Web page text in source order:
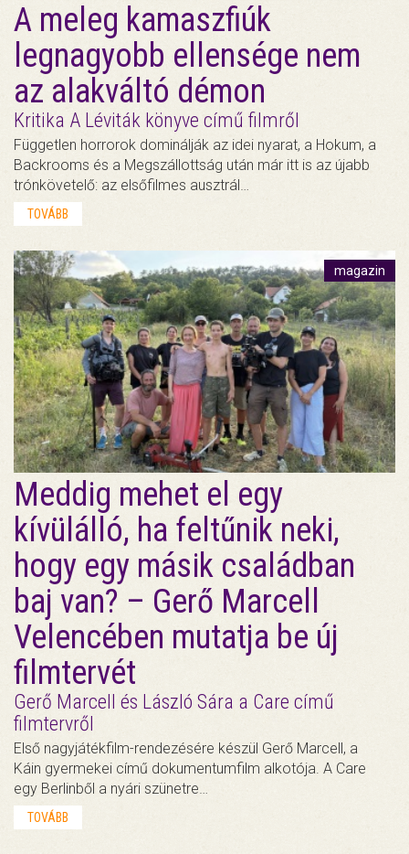
A meleg kamaszfiúk
legnagyobb ellensége nem
az alakváltó démon
Kritika A Léviták könyve című filmről
Független horrorok dominálják az idei nyarat, a Hokum, a
Backrooms és a Megszállottság után már itt is az újabb
trónkövetelő: az elsőfilmes ausztrál…
TOVÁBB
magazin
Meddig mehet el egy
kívülálló, ha feltűnik neki,
hogy egy másik családban
baj van? – Gerő Marcell
Velencében mutatja be új
filmtervét
Gerő Marcell és László Sára a Care című
filmtervről
Első nagyjátékfilm-rendezésére készül Gerő Marcell, a
Káin gyermekei című dokumentumfilm alkotója. A Care
egy Berlinből a nyári szünetre…
TOVÁBB